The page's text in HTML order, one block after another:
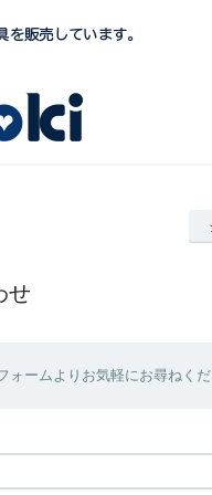
せ
ームよりお気軽にお尋ねくだ